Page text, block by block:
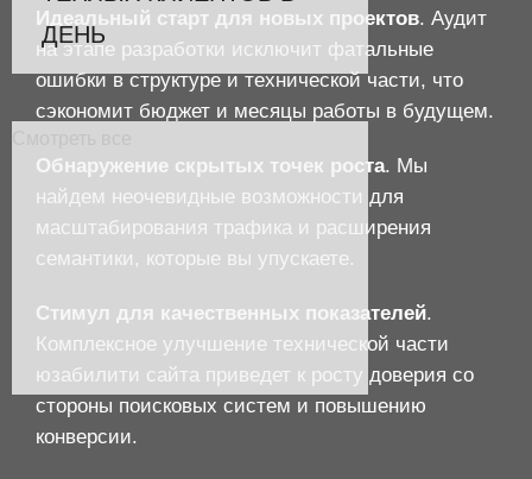
ДЕНЬ
Идеальный старт для новых проектов. Аудит
на этапе разработки исключит фатальные
ошибки в структуре и технической части, что
сэкономит бюджет и месяцы работы в будущем.
Обнаружение скрытых точек роста. Мы
найдем неочевидные возможности для
масштабирования трафика и расширения
семантики, которые вы упускаете.
Стимул для качественных показателей.
Комплексное улучшение технической части
юзабилити сайта приведет к росту доверия со
стороны поисковых систем и повышению
конверсии.